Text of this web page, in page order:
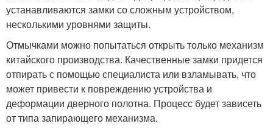
устанавливаются замки со сложным устройством,
несколькими уровнями защиты.
Отмычками можно попытаться открыть только механизм
китайского производства. Качественные замки придется
отпирать с помощью специалиста или взламывать, что
может привести к повреждению устройства и
деформации дверного полотна. Процесс будет зависеть
от типа запирающего механизма.